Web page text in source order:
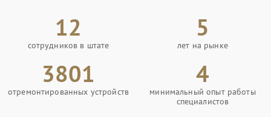
12
сотрудников в штате
5
лет на рынке
3801
отремонтированных устройств
4
минимальный опыт работы
специалистов